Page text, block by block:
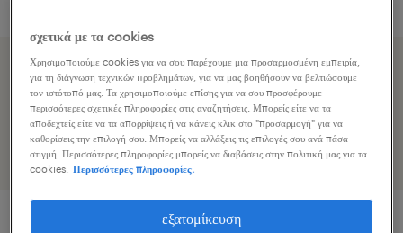
Επιταχύνετε την εφαρμογή εργασίας κοινοποιώντας το
προφίλ σας
σχετικά με τα cookies
Χρησιμοποιούμε cookies για να σου παρέχουμε μια προσαρμοσμένη εμπειρία,
για τη διάγνωση τεχνικών προβλημάτων, για να μας βοηθήσουν να βελτιώσουμε
τον ιστότοπό μας. Τα χρησιμοποιούμε επίσης για να σου προσφέρουμε
περισσότερες σχετικές πληροφορίες στις αναζητήσεις. Μπορείς είτε να τα
αποδεχτείς είτε να τα απορρίψεις ή να κάνεις κλικ στο "προσαρμογή" για να
καθορίσεις την επιλογή σου. Μπορείς να αλλάξεις τις επιλογές σου ανά πάσα
στιγμή. Περισσότερες πληροφορίες μπορείς να διαβάσεις στην πολιτική μας για τα
cookies.
Περισσότερες πληροφορίες.
εξατομίκευση